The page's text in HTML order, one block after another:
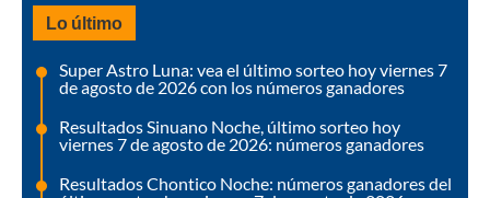
Lo último
Super Astro Luna: vea el último sorteo hoy viernes 7
de agosto de 2026 con los números ganadores
Resultados Sinuano Noche, último sorteo hoy
viernes 7 de agosto de 2026: números ganadores
Resultados Chontico Noche: números ganadores del